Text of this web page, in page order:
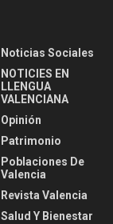
Noticias Sociales
NOTICIES EN
LLENGUA
VALENCIANA
Opinión
Patrimonio
Poblaciones De
Valencia
Revista Valencia
Salud Y Bienestar